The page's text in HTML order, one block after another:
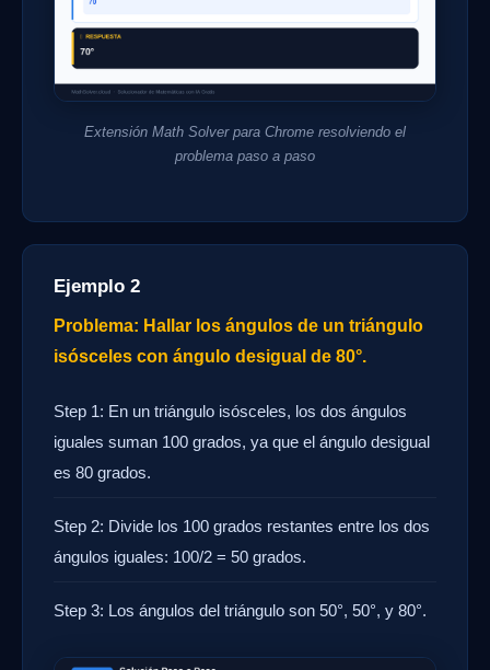
Extensión Math Solver para Chrome resolviendo el
problema paso a paso
Ejemplo 2
Problema: Hallar los ángulos de un triángulo
isósceles con ángulo desigual de 80°.
Step 1: En un triángulo isósceles, los dos ángulos
iguales suman 100 grados, ya que el ángulo desigual
es 80 grados.
Step 2: Divide los 100 grados restantes entre los dos
ángulos iguales: 100/2 = 50 grados.
Step 3: Los ángulos del triángulo son 50°, 50°, y 80°.